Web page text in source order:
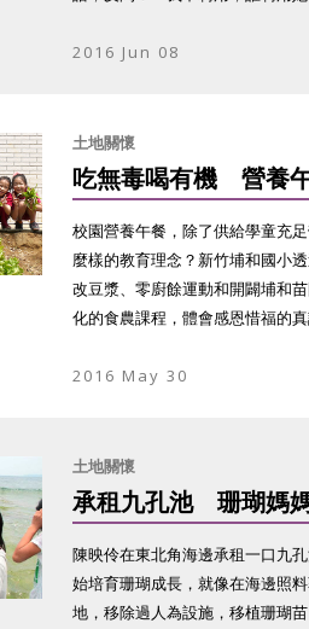
2016 Jun 08
土地關懷
吃無毒喝有機 營養
校園營養午餐，除了供給學童充
麼樣的教育理念？新竹埔和國小
改豆漿、零廚餘運動和開闢埔和
化的食農課程，體會感恩惜福的真
2016 May 30
土地關懷
承租九孔池 珊瑚媽
陳映伶在東北角海邊承租一口九
始培育珊瑚成長，就像在海邊照
地，移除過人為設施，移植珊瑚